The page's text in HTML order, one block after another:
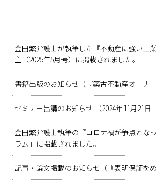
金田繁弁護士が執筆した『不動産に強い
主（2025年5月号）に掲載されました。
書籍出版のお知らせ（『築古不動産オーナ
セミナー出講のお知らせ （2024年11月21
金田繁弁護士執筆の『コロナ禍が争点とな
ラム」に掲載されました。
記事・論文掲載のお知らせ（『表明保証を